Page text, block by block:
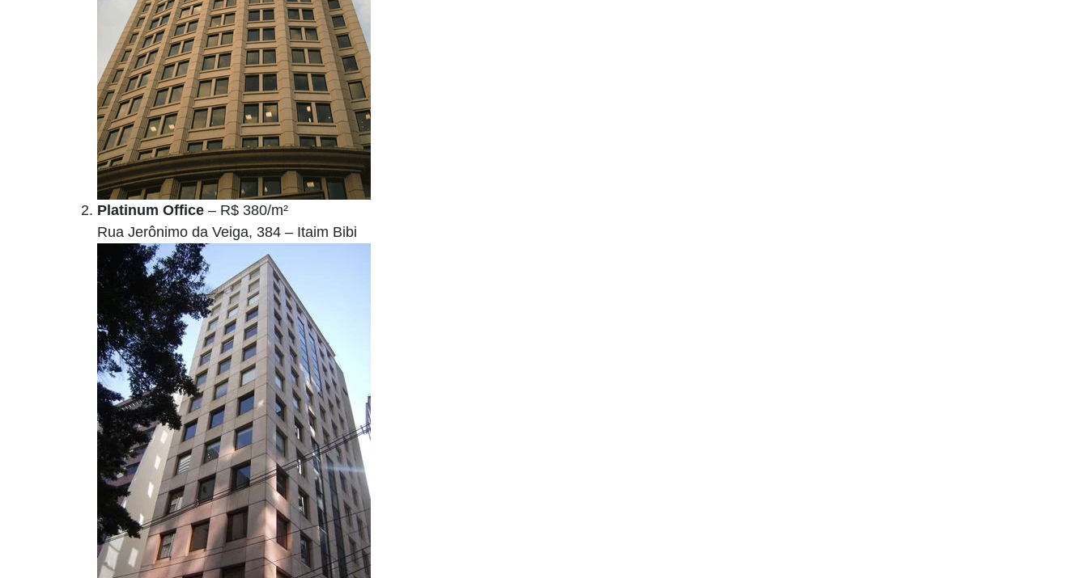
Platinum Office – R$ 380/m²
Rua Jerônimo da Veiga, 384 – Itaim Bibi